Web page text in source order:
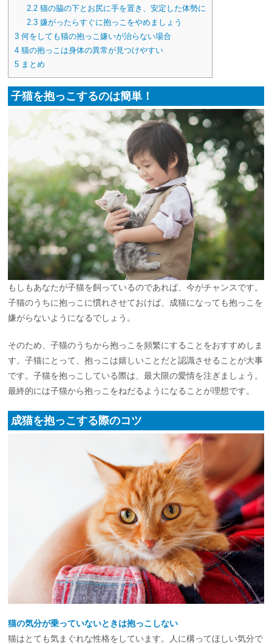
2.2 猫の脇の下とお尻に手を置き、安定した体勢に
2.3 嫌がったらすぐに抱っこをやめましょう
3 何をしても猫の抱っこ嫌いが治らない場合
4 猫の抱っこは身体の異常が見つけやすい
5 まとめ
子猫を抱っこするのは簡単！
もしもあなたが子猫を飼っているのであれば、今がチャンスです。
子猫のうちに抱っこに慣れさせておけば、成猫になっても抱っこを
嫌がらないようになるでしょう。
そのため、子猫のうちから抱っこを頻繁にすることをおすすめしま
す。子猫にとって、抱っこは嬉しいことだと認識させることが大事
です。子猫を抱っこしている際は、最大限の愛情を注ぎましょう。
最終的には子猫から抱っこをねだるようになることが理想です。
成猫を抱っこする際のコツ
猫の気分が乗っていないときは抱っこしない
猫はとても気まぐれな性格をしています。人に構ってほしい気分で